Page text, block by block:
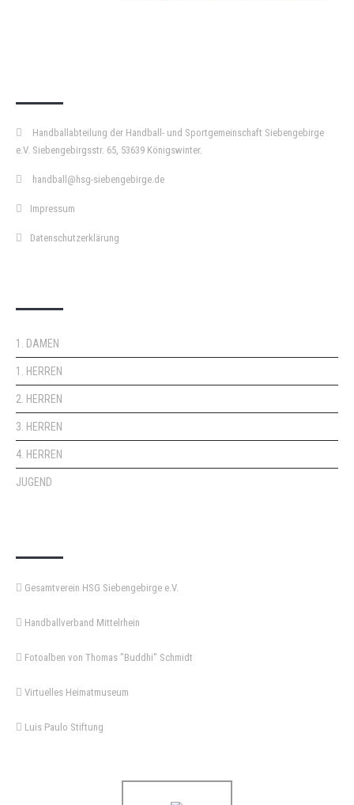
Handballabteilung der Handball- und Sportgemeinschaft Siebengebirge
e.V. Siebengebirgsstr. 65, 53639 Königswinter.
handball@hsg-siebengebirge.de
Impressum
Datenschutzerklärung
1. DAMEN
1. HERREN
2. HERREN
3. HERREN
4. HERREN
JUGEND
Gesamtverein HSG Siebengebirge e.V.
Handballverband Mittelrhein
Fotoalben von Thomas "Buddhi" Schmidt
Virtuelles Heimatmuseum
Luis Paulo Stiftung